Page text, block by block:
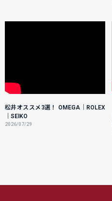
松井オススメ3選！ OMEGA｜ROLEX
｜SEIKO
2026/07/29